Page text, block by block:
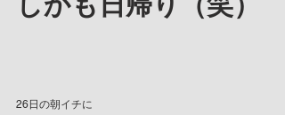
26日の朝イチに